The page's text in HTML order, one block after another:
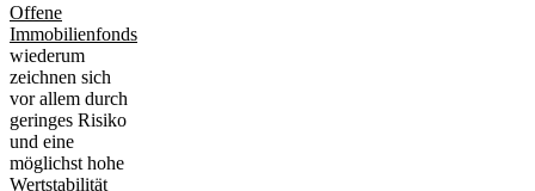
Offene
Immobilienfonds
wiederum
zeichnen sich
vor allem durch
geringes Risiko
und eine
möglichst hohe
Wertstabilität